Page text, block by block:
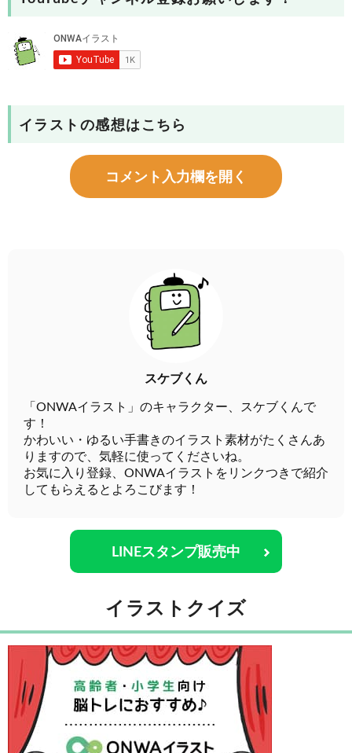
イラストの感想はこちら
コメント入力欄を開く
スケブくん
「ONWAイラスト」のキャラクター、スケブくんで
す！
かわいい・ゆるい手書きのイラスト素材がたくさんあ
りますので、気軽に使ってくださいね。
お気に入り登録、ONWAイラストをリンクつきで紹介
してもらえるとよろこびます！
LINEスタンプ販売中
イラストクイズ